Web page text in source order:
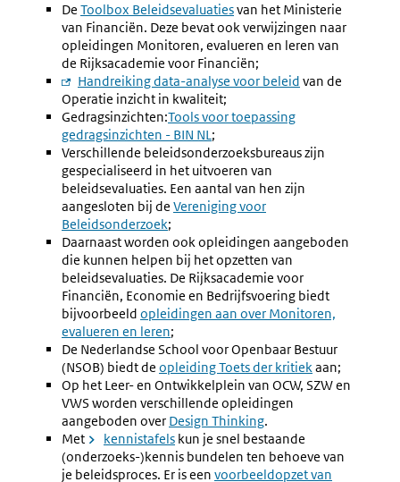
De Externe
link:
Toolbox Beleidsevaluatiesvan het Ministerie
van Financiën. Deze bevat ook verwijzingen naar
opleidingen Monitoren, evalueren en leren van
de Rijksacademie voor Financiën;
Externe
link:
Handreiking data-analyse voor beleid van de
Operatie inzicht in kwaliteit;
Gedragsinzichten:Externe
link:
Tools voor toepassing
gedragsinzichten - BIN NL;
Verschillende beleidsonderzoeksbureaus zijn
gespecialiseerd in het uitvoeren van
beleidsevaluaties. Een aantal van hen zijn
aangesloten bij de Externe
Vereniging voor
Beleidsonderzoek;
Daarnaast worden ook opleidingen aangeboden
die kunnen helpen bij het opzetten van
beleidsevaluaties. De Rijksacademie voor
Financiën, Economie en Bedrijfsvoering biedt
bijvoorbeeld Externe
link:
opleidingen aan over Monitoren,
evalueren en leren;
De Nederlandse School voor Openbaar Bestuur
(NSOB) biedt de Externe
link:
opleiding Toets der kritiekaan;
Op het Leer- en Ontwikkelplein van OCW, SZW en
VWS worden verschillende opleidingen
aangeboden over Externe
link:
Design Thinking.
Met
kennistafels kun je snel bestaande
(onderzoeks-)kennis bundelen ten behoeve van
je beleidsproces. Er is een voorbeeldopzet van